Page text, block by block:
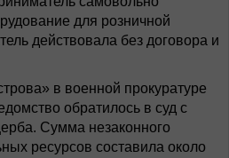
для розничной
действовала без договора и
в военной прокуратуре
обратилось в суд с
Сумма незаконного
ресурсов составила около